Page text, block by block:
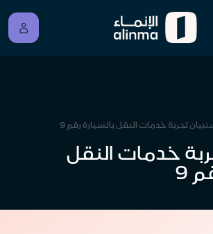
تجربة خدمات النقل بالسيارة رقم 9
خدمات النقل
9